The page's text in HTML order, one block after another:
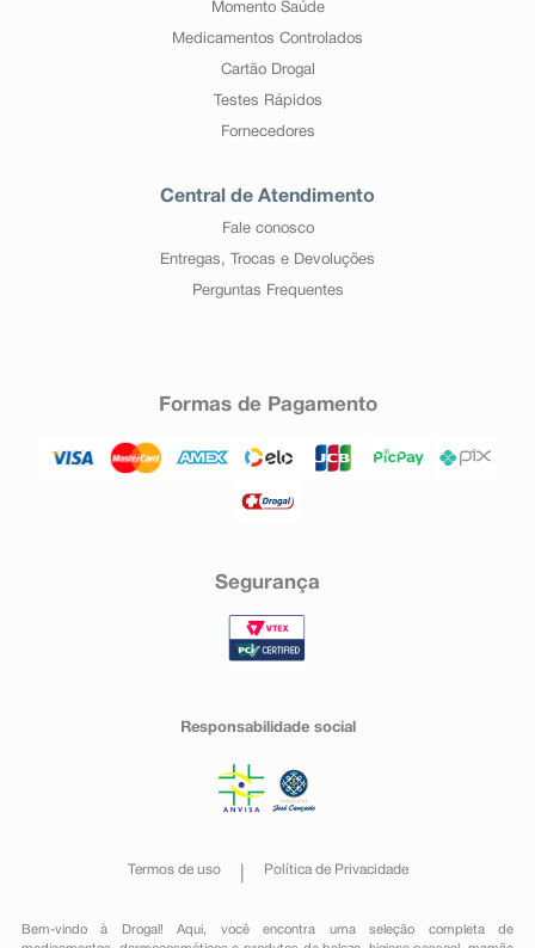
Momento Saúde
Medicamentos Controlados
Cartão Drogal
Testes Rápidos
Fornecedores
Central de Atendimento
Fale conosco
Entregas, Trocas e Devoluções
Perguntas Frequentes
Formas de Pagamento
Segurança
Responsabilidade social
Termos de uso Política de Privacidade
Bem-vindo à Drogal! Aqui, você encontra uma seleção completa de